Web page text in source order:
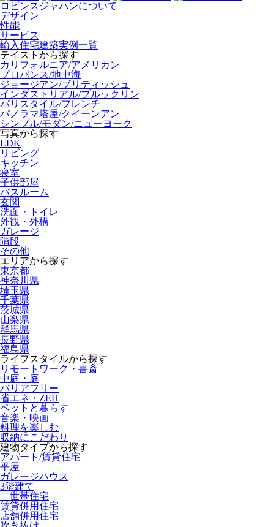
ロビンスジャパンについて
デザイン
性能
サービス
輸入住宅建築実例一覧
テイストから探す
カリフォルニア/アメリカン
プロバンス/地中海
ジョージアン/ブリティッシュ
インダストリアル/ブルックリン
パリスタイル/フレンチ
パノラマ塔屋/クイーンアン
シンプル/モダン/ニューヨーク
写真から探す
LDK
リビング
キッチン
寝室
子供部屋
バスルーム
玄関
洗面・トイレ
外観・外構
ガレージ
階段
その他
エリアから探す
東京都
神奈川県
埼玉県
千葉県
茨城県
山梨県
群馬県
長野県
福島県
ライフスタイルから探す
リモートワーク・書斎
中庭・庭
バリアフリー
省エネ・ZEH
ペットと暮らす
音楽・映画
料理を楽しむ
収納にこだわり
建物タイプから探す
アパート/賃貸住宅
平屋
ガレージハウス
3階建て
二世帯住宅
賃貸併用住宅
店舗併用住宅